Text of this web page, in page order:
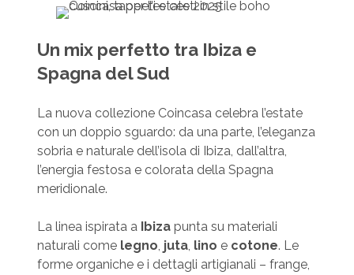
Un mix perfetto tra Ibiza e
Spagna del Sud
La nuova collezione Coincasa celebra l’estate
con un doppio sguardo: da una parte, l’eleganza
sobria e naturale dell’isola di Ibiza, dall’altra,
l’energia festosa e colorata della Spagna
meridionale.
La linea ispirata a Ibizapunta su materiali
naturali come legno, juta, lino e cotone. Le
forme organiche e i dettagli artigianali – frange,